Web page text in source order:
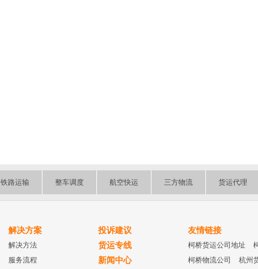
铁路运输 整车调度 航空快运 三方物流 货运代理
解决方案
解决方法
服务流程
投诉建议
货运专线
新闻中心
友情链接
柯桥货运公司地址
柯桥物流公司
杭州